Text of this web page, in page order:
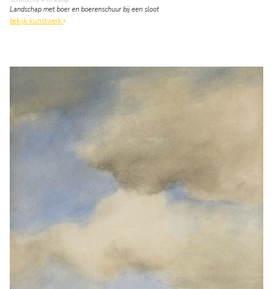
Landschap met boer en boerenschuur bij een sloot
bekijk kunstwerk